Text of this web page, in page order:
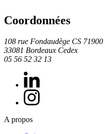
Coordonnées
108 rue Fondaudège CS 71900
33081 Bordeaux Cedex
05 56 52 32 13
A propos